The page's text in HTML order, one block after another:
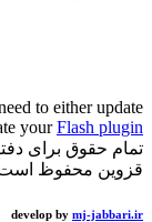
to either update
yourFlash plugin
تمام حقوق برای
قزوین محفوظ
develop by mj-jabbari.ir